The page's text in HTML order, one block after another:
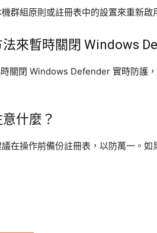
群組原則或註冊表中的設置來重新
來暫時關閉 Windows
關閉 Windows Defender 實時防護，
什麼？
在操作前備份註冊表，以防萬一。